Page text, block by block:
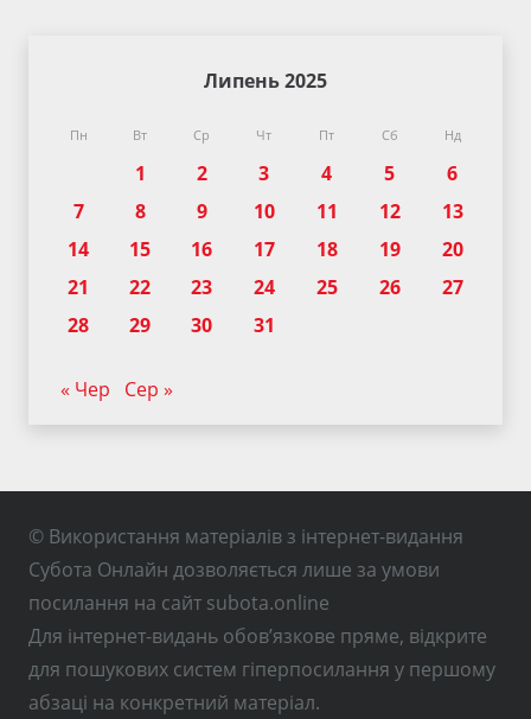
Липень 2025
Пн Вт Ср Чт Пт Сб Нд
1 2 3 4 5
6
7
8 9 10 11 12
13
14
15 16 17 18 19
20
21
22 23 24 25 26
27
28
29 30 31
« Чер Сер »
© Використання матеріалів з інтернет-видання
Субота Онлайн дозволяється лише за умови
посилання на сайт subota.online
Для інтернет-видань обов’язкове пряме, відкрите
для пошукових систем гіперпосилання у першому
абзаці на конкретний матеріал.